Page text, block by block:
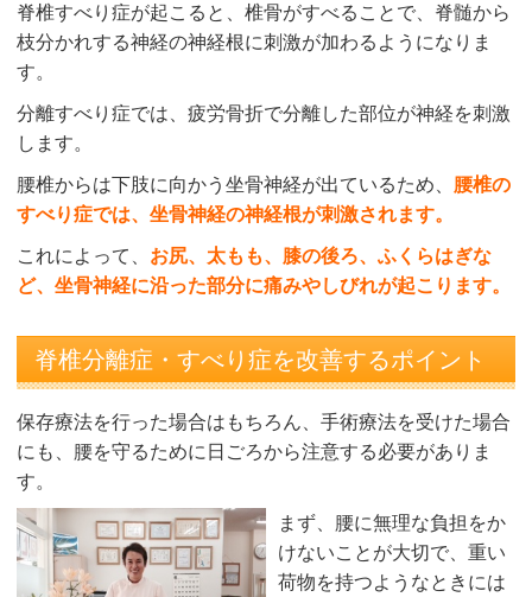
脊椎すべり症が起こると、椎骨がすべることで、脊髄から
枝分かれする神経の神経根に刺激が加わるようになりま
す。
分離すべり症では、疲労骨折で分離した部位が神経を刺激
します。
腰椎からは下肢に向かう坐骨神経が出ているため、 腰椎の
すべり症では、坐骨神経の神経根が刺激されます。
これによって、 お尻、太もも、膝の後ろ、ふくらはぎな
ど、坐骨神経に沿った部分に痛みやしびれが起こります。
脊椎分離症・すべり症を改善するポイント
保存療法を行った場合はもちろん、手術療法を受けた場合
にも、腰を守るために日ごろから注意する必要がありま
す。
まず、腰に無理な負担をか
けないことが大切で、重い
荷物を持つようなときには